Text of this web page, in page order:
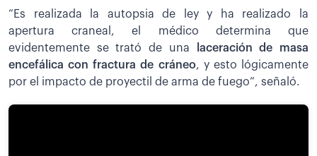
“Es realizada la autopsia de ley y ha realizado la
apertura craneal, el médico determina que
evidentemente se trató de una laceración de masa
encefálica con fractura de cráneo, y esto lógicamente
por el impacto de proyectil de arma de fuego”, señaló.